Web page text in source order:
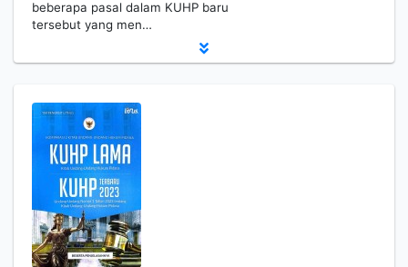
beberapa pasal dalam KUHP baru
tersebut yang men…